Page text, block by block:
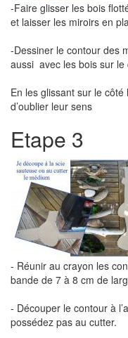
-Faire glisser les bois
et laisser les miroirs en
-Dessiner le contour des
aussi avec les bois sur le
En les glissant sur le
d’oublier leur sens
Etape 3
- Réunir au crayon les
bande de 7 à 8 cm de
- Découper le contour à
possédez pas au cutter.